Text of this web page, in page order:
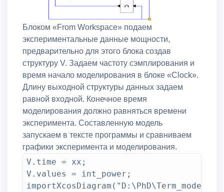
Блоком «From Workspace» подаем
экспериментальные данные мощности,
предварительно для этого блока создав
структуру V. Задаем частоту сэмплирования и
время начало моделирования в блоке «Clock».
Длину выходной структуры данных задаем
равной входной. Конечное время
моделирования должно равняться времени
эксперимента. Составленную модель
запускаем в тексте программы и сравниваем
графики эксперимента и моделирования.
V.time = xx;
V.values = int_power;